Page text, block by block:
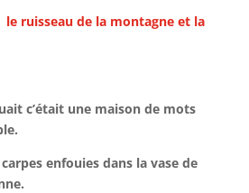
le ruisseau de la montagne et la
c’était une maison de mots
enfouies dans la vase de